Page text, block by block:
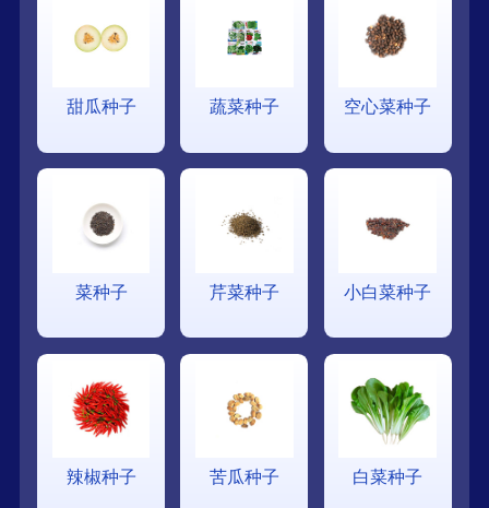
甜瓜种子 蔬菜种子 空心菜种子
菜种子 芹菜种子 小白菜种子
辣椒种子 苦瓜种子 白菜种子